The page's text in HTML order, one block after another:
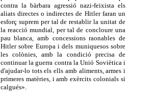
contra la bàrbara agressió nazi-feixista els
aliats directes o indirectes de Hitler faran un
esforç suprem per tal de restablir la unitat de
la reacció mundial, per tal de concloure una
pau blanca, amb concessions raonables de
Hitler sobre Europa i dels muniquesos sobre
les colònies, amb la condició precisa de
continuar la guerra contra la Unió Soviètica i
d'ajudar-lo tots els ells amb aliments, armes i
primeres matèries, i amb exèrcits colonials si
calgués».